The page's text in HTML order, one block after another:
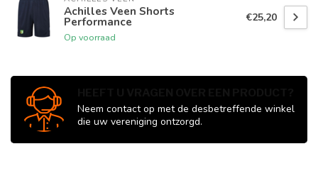
Achilles Veen Shorts
Performance
Op voorraad
€25,20
Neem contact op met de desbetreffende winkel
die uw vereniging ontzorgd.